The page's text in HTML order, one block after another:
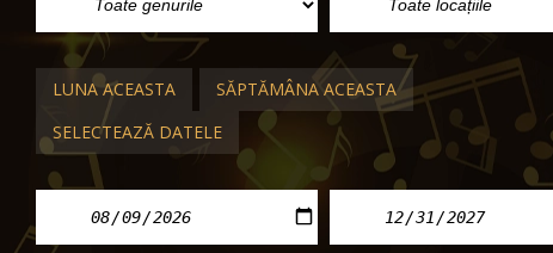
LUNA ACEASTA
SĂPTĂMÂNA ACEASTA
SELECTEAZĂ DATELE